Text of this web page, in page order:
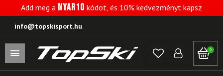
Add meg a NYAR10 kódot, és 10% kedvezményt kapsz
info@topskisport.hu
0